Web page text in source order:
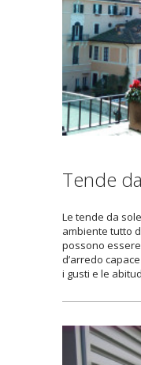
Tende
Le tende da
ambiente tutto
possono
d’arredo
i gusti e le